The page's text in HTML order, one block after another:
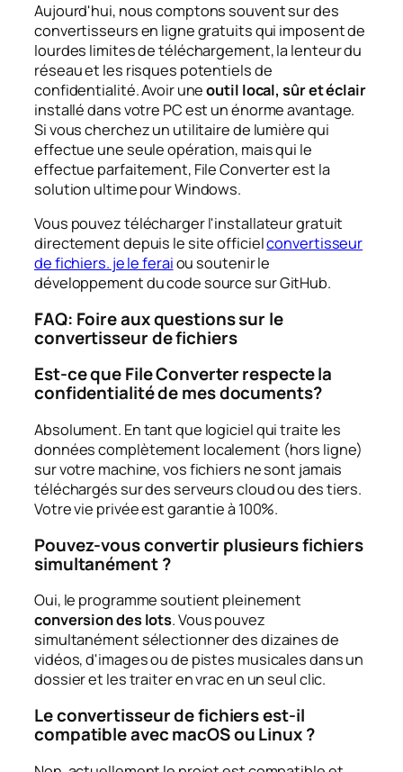
Aujourd'hui, nous comptons souvent sur des
convertisseurs en ligne gratuits qui imposent de
lourdes limites de téléchargement, la lenteur du
réseau et les risques potentiels de
confidentialité. Avoir uneoutil local, sûr et éclair
installé dans votre PC est un énorme avantage.
Si vous cherchez un utilitaire de lumière qui
effectue une seule opération, mais qui le
effectue parfaitement, File Converter est la
solution ultime pour Windows.
Vous pouvez télécharger l'installateur gratuit
directement depuis le site officielconvertisseur
de fichiers. je le feraiou soutenir le
développement du code source sur GitHub.
FAQ: Foire aux questions sur le
convertisseur de fichiers
Est-ce que File Converter respecte la
confidentialité de mes documents?
Absolument. En tant que logiciel qui traite les
données complètement localement (hors ligne)
sur votre machine, vos fichiers ne sont jamais
téléchargés sur des serveurs cloud ou des tiers.
Votre vie privée est garantie à 100%.
Pouvez-vous convertir plusieurs fichiers
simultanément ?
Oui, le programme soutient pleinement
conversion des lots. Vous pouvez
simultanément sélectionner des dizaines de
vidéos, d'images ou de pistes musicales dans un
dossier et les traiter en vrac en un seul clic.
Le convertisseur de fichiers est-il
compatible avec macOS ou Linux ?